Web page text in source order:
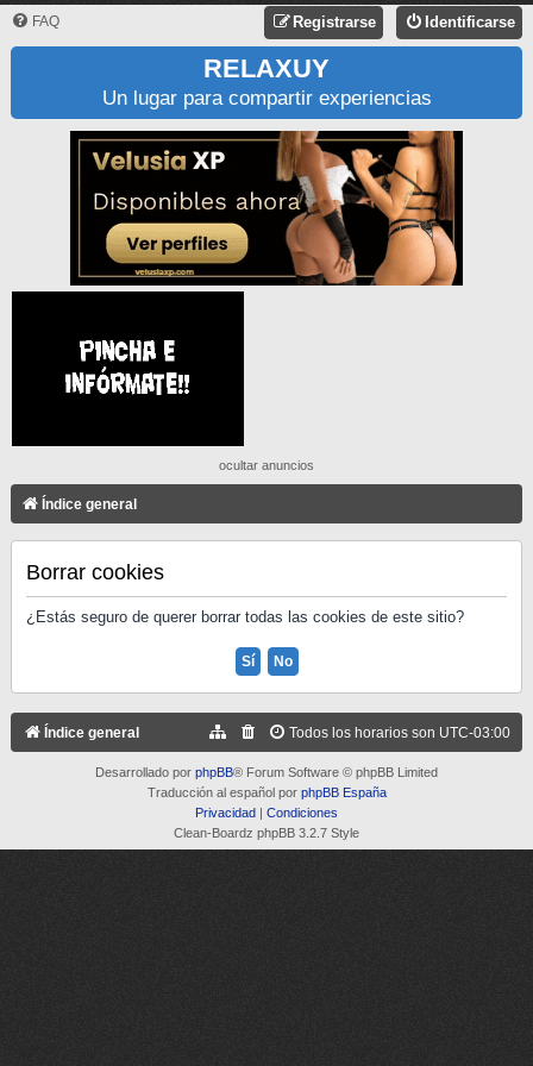
FAQ Identificarse
Registrarse
RELAXUY
Un lugar para compartir experiencias
ocultar anuncios
Índice general
Borrar cookies
¿Estás seguro de querer borrar todas las cookies de este sitio?
Índice general Todos los horarios son UTC-03:00
Desarrollado por phpBB® Forum Software © phpBB Limited
Traducción al español por phpBB España
Privacidad | Condiciones
Clean-Boardz phpBB 3.2.7 Style